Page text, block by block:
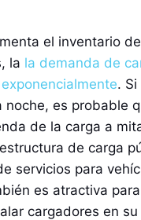
el inventario
la la demanda de
.
noche, es probable
de la carga a
de carga
servicios para
es atractiva
cargadores en